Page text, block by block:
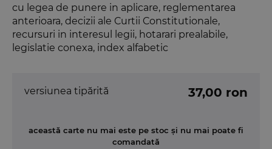
cu legea de punere in aplicare, reglementarea
anterioara, decizii ale Curtii Constitutionale,
recursuri in interesul legii, hotarari prealabile,
legislatie conexa, index alfabetic
versiunea tipărită 37,00 ron
această carte nu mai este pe stoc și nu mai poate fi
comandată